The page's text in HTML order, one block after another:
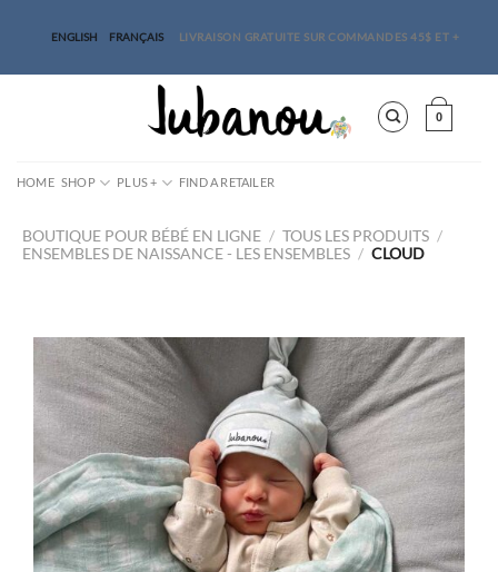
ENGLISH FRANÇAIS LIVRAISON GRATUITE SUR COMMANDES 45$ ET +
0
HOME SHOP PLUS + FIND A RETAILER
BOUTIQUE POUR BÉBÉ EN LIGNE / TOUS LES PRODUITS /
ENSEMBLES DE NAISSANCE
LES ENSEMBLES / CLOUD